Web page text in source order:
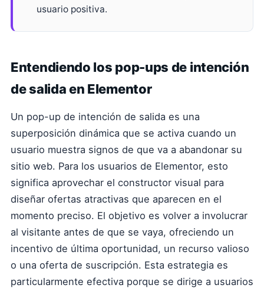
usuario positiva.
Entendiendo los pop-ups de intención
de salida en Elementor
Un pop-up de intención de salida es una
superposición dinámica que se activa cuando un
usuario muestra signos de que va a abandonar su
sitio web. Para los usuarios de Elementor, esto
significa aprovechar el constructor visual para
diseñar ofertas atractivas que aparecen en el
momento preciso. El objetivo es volver a involucrar
al visitante antes de que se vaya, ofreciendo un
incentivo de última oportunidad, un recurso valioso
o una oferta de suscripción. Esta estrategia es
particularmente efectiva porque se dirige a usuarios